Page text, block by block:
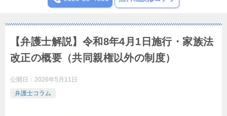
【弁護士解説】令和8年4月1日施行・家族法
改正の概要（共同親権以外の制度）
公開日： 2026年5月11日
弁護士コラム